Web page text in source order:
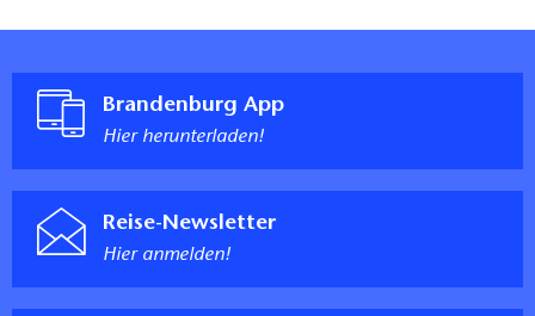
Brandenburg App
Hier herunterladen!
Reise-Newsletter
Hier anmelden!